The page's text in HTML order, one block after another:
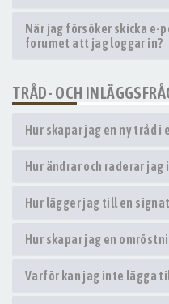
När jag försöker skicka e-
forumet att jag loggar in?
TRÅD- OCH
Hur skapar jag en ny tråd i
Hur ändrar och raderar jag
Hur lägger jag till en
Hur skapar jag en
Varför kan jag inte lägga